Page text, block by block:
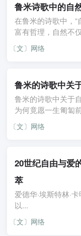
鲁米诗歌中的自
在鲁米的诗歌中，“
富有哲理，自然不
〔文〕网络
鲁米的诗歌中关
鲁米的诗歌中关于
为何竟愿一生匍匐
〔文〕网络
20世纪自由与爱
萃
爱德华·埃斯特林·
以...
〔文〕网络